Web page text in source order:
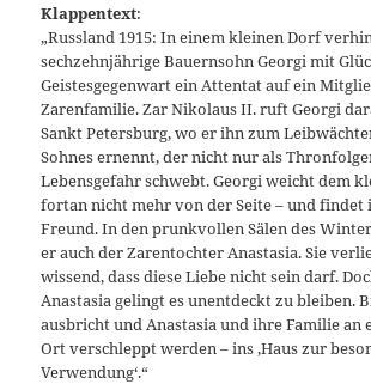
Klappentext:
„Russland 1915: In einem kleinen Dorf
sechzehnjährige Bauernsohn Georgi mit
Geistesgegenwart ein Attentat auf ein
Zarenfamilie. Zar Nikolaus II. ruft Georgi
Sankt Petersburg, wo er ihn zum
Sohnes ernennt, der nicht nur als
Lebensgefahr schwebt. Georgi weicht dem
fortan nicht mehr von der Seite – und findet
Freund. In den prunkvollen Sälen des
er auch der Zarentochter Anastasia. Sie
wissend, dass diese Liebe nicht sein darf.
Anastasia gelingt es unentdeckt zu bleiben.
ausbricht und Anastasia und ihre Familie an
Ort verschleppt werden – ins ‚Haus zur
Verwendung‘.“